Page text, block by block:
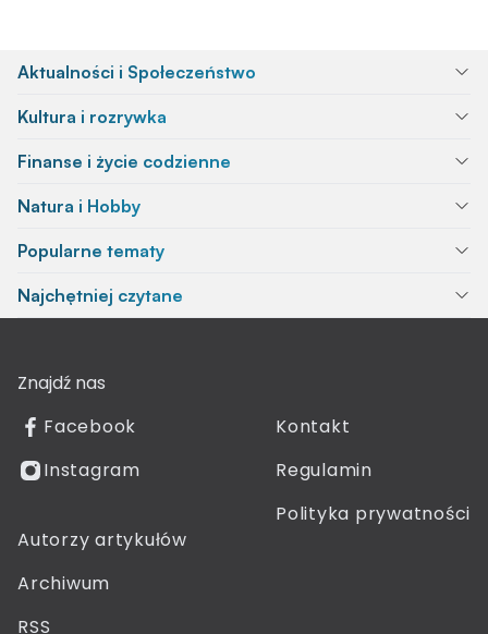
Aktualności i Społeczeństwo
Kultura i rozrywka
Finanse i życie codzienne
Natura i Hobby
Popularne tematy
Najchętniej czytane
Znajdź nas
Facebook
Instagram
Kontakt
Regulamin
Polityka prywatności
Autorzy artykułów
Archiwum
RSS